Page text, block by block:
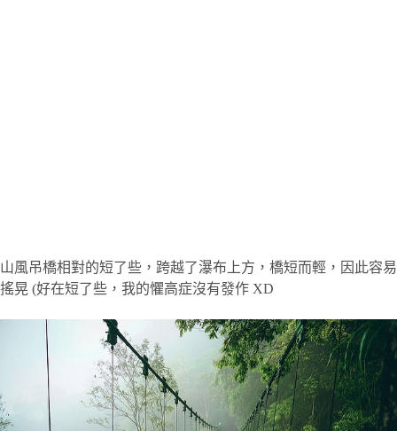
山風吊橋相對的短了些，跨越了瀑布上方，橋短而輕，因此容易
搖晃 (好在短了些，我的懼高症沒有發作 XD